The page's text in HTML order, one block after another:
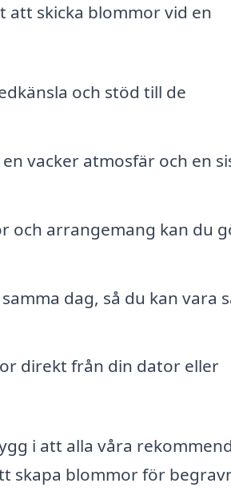
skicka blommor vid en
och stöd till de
vacker atmosfär och en
och arrangemang kan du
dag, så du kan vara
direkt från din dator eller
i att alla våra
skapa blommor för